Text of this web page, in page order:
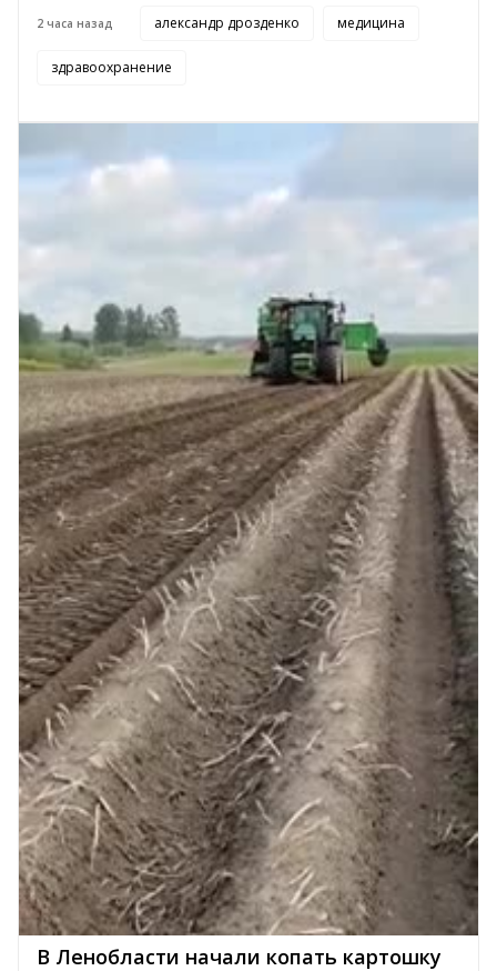
2 часа назад александр дрозденко медицина
здравоохранение
В Ленобласти начали копать картошку